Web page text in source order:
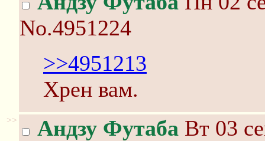
No.4951224
>>4951213
Хрен вам.
>> Андзу Футаба Вт 03